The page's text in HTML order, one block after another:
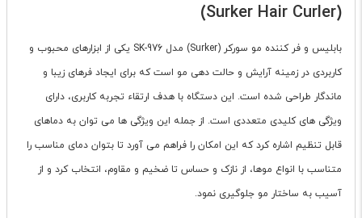
(Surker Hair Curler)
بابلیس و فر کننده مو سورکر (Surker) مدل SK-976 یکی از ابزارهای محبوب و
کاربردی در زمینه آرایش و حالت دهی مو است که برای ایجاد فرهای زیبا و
ماندگار طراحی شده است. این دستگاه با هدف ارتقاء تجربه کاربری، دارای
ویژگی های کلیدی متعددی است. از جمله این ویژگی ها می توان به دماهای
قابل تنظیم اشاره کرد که این امکان را فراهم می آورد تا بتوان دمای مناسب را
متناسب با انواع موها، از نازک و حساس تا ضخیم و مقاوم، انتخاب کرد و از
آسیب به ساختار مو جلوگیری نمود.